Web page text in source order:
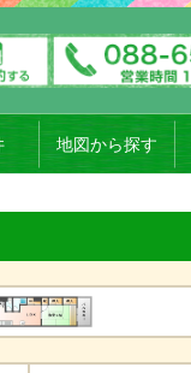
地図から探す